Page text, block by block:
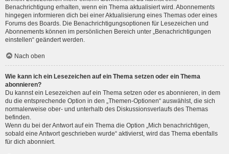
Benachrichtigung erhalten, wenn ein Thema aktualisiert wird. Abonnements
hingegen informieren dich bei einer Aktualisierung eines Themas oder eines
Forums des Boards. Die Benachrichtigungsoptionen für Lesezeichen und
Abonnements können im persönlichen Bereich unter „Benachrichtigungen
einstellen“ geändert werden.
Nach oben
Wie kann ich ein Lesezeichen auf ein Thema setzen oder ein Thema
abonnieren?
Du kannst ein Lesezeichen auf ein Thema setzen oder es abonnieren, in dem
du die entsprechende Option in den „Themen-Optionen“ auswählst, die sich
normalerweise ober- und unterhalb des Diskussionsverlaufs des Themas
befinden.
Wenn du bei der Antwort auf ein Thema die Option „Mich benachrichtigen,
sobald eine Antwort geschrieben wurde“ aktivierst, wird das Thema ebenfalls
für dich abonniert.